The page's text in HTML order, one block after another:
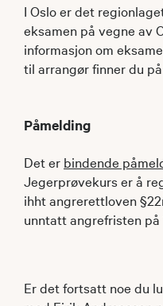
I Oslo er det
eksamen på vegne av
informasjon om
til arrangør finner du på
Påmelding
Det er bindende
Jegerprøvekurs er å
ihht angrerettloven
unntatt angrefristen på
Er det fortsatt noe du